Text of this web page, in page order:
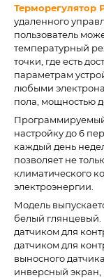
Терморегулятор
удаленного
пользователь
температурный
точки, где есть
параметрам
любыми
пола, мощностью
Программируемый
настройку до 6
каждый день
позволяет не
климатического
электроэнергии.
Модель
белый глянцевый.
датчиком для
датчиком для
выносного
инверсный экран,